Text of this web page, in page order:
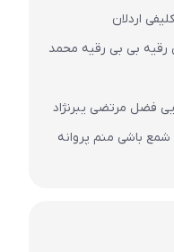
اردلان
رقیه بی بی رقیه محمد
فضل مرتضی یبرنژاد
باشی منم پروانه